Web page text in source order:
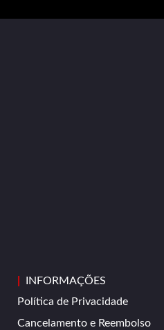
INFORMAÇÕES
Política de Privacidade
Cancelamento e Reembolso